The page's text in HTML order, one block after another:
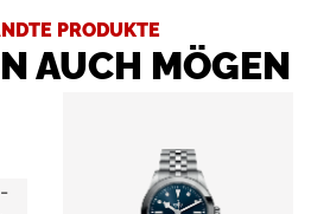
PRODUKTE
AUCH MÖGEN